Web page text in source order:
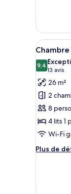
sqm)
le
type
de
chambre
Chambre
Double
Confort
(21.2
sqm)
Afficher
toutes
les
photos
pour
ce
type
de
13
9,49,4 sur 10
13 avis
(13 avis)
26 m²
2
8
4 lits 1
Wi-Fi
Plus de
Plus